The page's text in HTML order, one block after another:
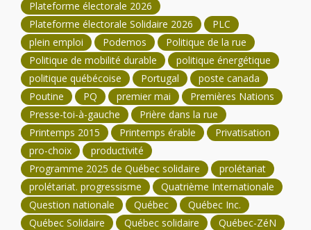
Plateforme électorale 2026
Plateforme électorale Solidaire 2026
PLC
plein emploi
Podemos
Politique de la rue
Politique de mobilité durable
politique énergétique
politique québécoise
Portugal
poste canada
Poutine
PQ premier mai
Premières Nations
Presse-toi-à-gauche
Prière dans la rue
Printemps 2015
Printemps érable
Privatisation
pro-choix
productivité
Programme 2025 de Québec solidaire
prolétariat
prolétariat. progressisme
Quatrième Internationale
Question nationale
Québec
Québec Inc.
Québec Solidaire
Québec solidaire
Québec-ZéN